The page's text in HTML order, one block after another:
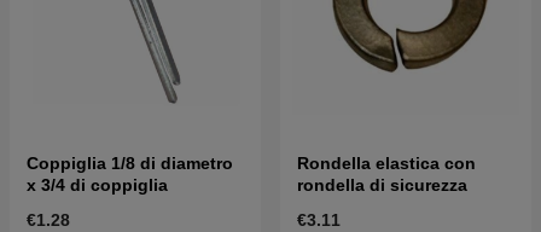
Coppiglia 1/8 di diametro
x 3/4 di coppiglia
€1.28
Rondella elastica con
rondella di sicurezza
€3.11